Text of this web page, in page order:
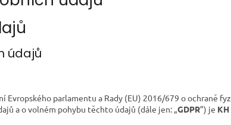
údajů
Evropského parlamentu a Rady (EU) 2016/679 o ochraně
a o volném pohybu těchto údajů (dále jen: „GDPR”) je KH